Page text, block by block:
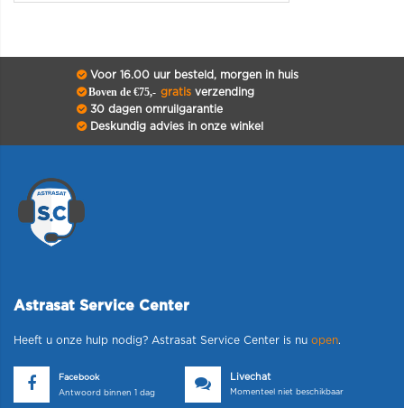
Voor 16.00 uur besteld, morgen in huis
Boven de €75,- gratisverzending
30 dagen omruilgarantie
Deskundig advies in onze winkel
Astrasat Service Center
Heeft u onze hulp nodig? Astrasat Service Center is nu open.
Facebook
Antwoord binnen 1 dag
Livechat
Momenteel niet beschikbaar